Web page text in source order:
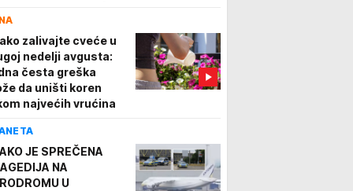
zalivajte cveće u
nedelji avgusta:
česta greška
da uništi koren
najvećih vrućina
JE SPREČENA
NA
U